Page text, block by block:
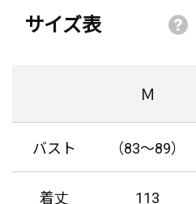
サイズ表
Ｍ
バスト （83～89）
着丈 113